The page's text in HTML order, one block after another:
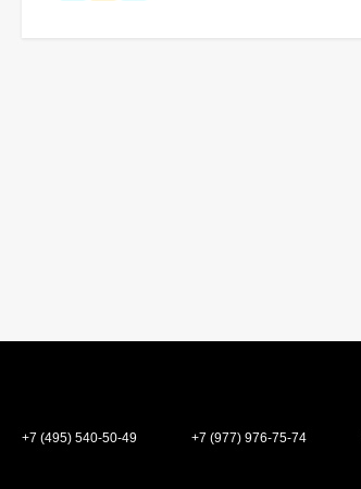
+7 (495) 540-50-49 +7 (977) 976-75-74